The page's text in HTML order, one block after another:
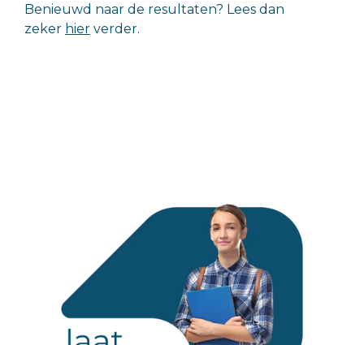
Benieuwd naar de resultaten? Lees dan
zeker hier verder.